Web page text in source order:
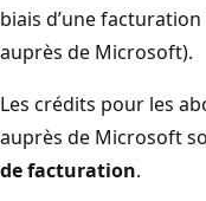
biais d’une
auprès de Microsoft).
Les crédits pour les
auprès de Microsoft
de facturation.